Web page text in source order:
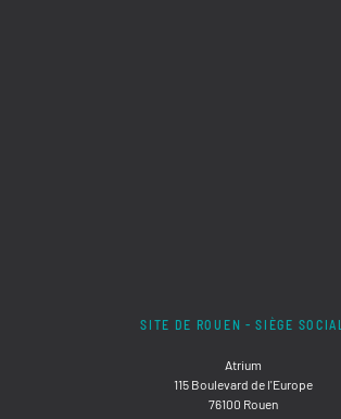
SITE DE ROUEN - SIÈGE SOCIAL
Atrium
115 Boulevard de l'Europe
76100 Rouen